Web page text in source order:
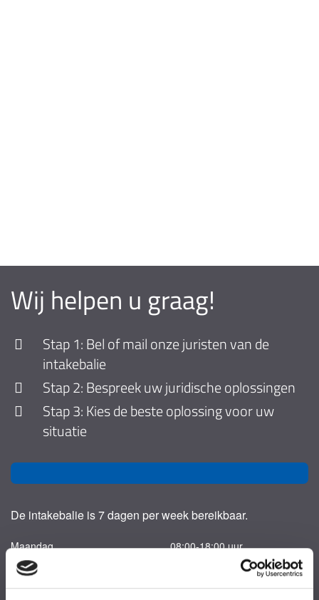
Wij helpen u graag!
Stap 1: Bel of mail onze juristen van de
intakebalie
Stap 2: Bespreek uw juridische oplossingen
Stap 3: Kies de beste oplossing voor uw
situatie
De intakebalie is 7 dagen per week bereikbaar.
Maandag
Dinsdag
Woensdag
Donderdag
08:00-18:00 uur
08:00-18:00 uur
08:00-18:00 uur
08:00-18:00 uur